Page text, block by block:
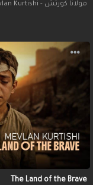
مولانا كورتش - Mevlan Kurtishi
The Land of the Brave